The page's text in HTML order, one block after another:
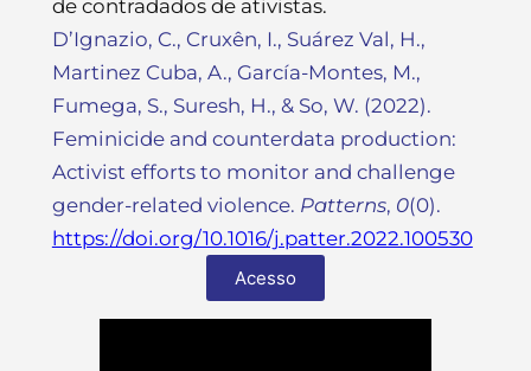
de contradados de ativistas.
D’Ignazio, C., Cruxên, I., Suárez Val, H.,
Martinez Cuba, A., García-Montes, M.,
Fumega, S., Suresh, H., & So, W. (2022).
Feminicide and counterdata production:
Activist efforts to monitor and challenge
gender-related violence. Patterns, 0(0).
https://doi.org/10.1016/j.patter.2022.100530
Acesso